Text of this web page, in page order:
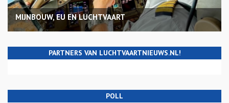
MIJNBOUW, EU EN LUCHTVAART
PARTNERS VAN LUCHTVAARTNIEUWS.NL!
POLL